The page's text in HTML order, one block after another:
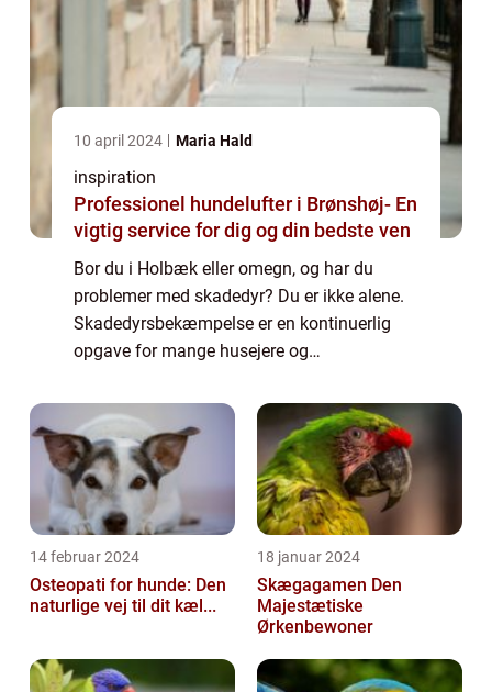
10 april 2024 Maria Hald
inspiration
Professionel hundelufter i Brønshøj- En
vigtig service for dig og din bedste ven
Bor du i Holbæk eller omegn, og har du
problemer med skadedyr? Du er ikke alene.
Skadedyrsbekæmpelse er en kontinuerlig
opgave for mange husejere og
insekter til større gnavere. At holde disse
uønskede gæster ...
14 februar 2024
Osteopati for hunde: Den
naturlige vej til dit kæl...
18 januar 2024
Skægagamen Den
Majestætiske
Ørkenbewoner